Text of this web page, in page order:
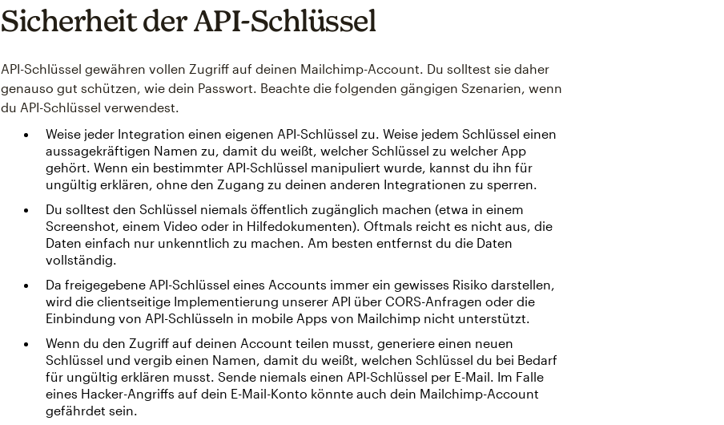
Sicherheit der API-Schlüssel
API-Schlüssel gewähren vollen Zugriff auf deinen Mailchimp-Account. Du solltest sie daher
genauso gut schützen, wie dein Passwort. Beachte die folgenden gängigen Szenarien, wenn
du API-Schlüssel verwendest.
Weise jeder Integration einen eigenen API-Schlüssel zu. Weise jedem Schlüssel einen
aussagekräftigen Namen zu, damit du weißt, welcher Schlüssel zu welcher App
gehört. Wenn ein bestimmter API-Schlüssel manipuliert wurde, kannst du ihn für
ungültig erklären, ohne den Zugang zu deinen anderen Integrationen zu sperren.
Du solltest den Schlüssel niemals öffentlich zugänglich machen (etwa in einem
Screenshot, einem Video oder in Hilfedokumenten). Oftmals reicht es nicht aus, die
Daten einfach nur unkenntlich zu machen. Am besten entfernst du die Daten
vollständig.
Da freigegebene API-Schlüssel eines Accounts immer ein gewisses Risiko darstellen,
wird die clientseitige Implementierung unserer API über CORS-Anfragen oder die
Einbindung von API-Schlüsseln in mobile Apps von Mailchimp nicht unterstützt.
Wenn du den Zugriff auf deinen Account teilen musst, generiere einen neuen
Schlüssel und vergib einen Namen, damit du weißt, welchen Schlüssel du bei Bedarf
für ungültig erklären musst. Sende niemals einen API-Schlüssel per E-Mail. Im Falle
eines Hacker-Angriffs auf dein E-Mail-Konto könnte auch dein Mailchimp-Account
gefährdet sein.